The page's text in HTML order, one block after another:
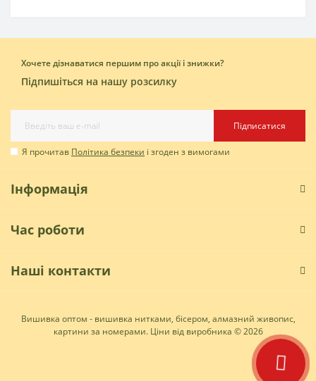
Хочете дізнаватися першим про акції і знижки?
Підпишіться на нашу розсилку
Підписатися
Я прочитав Політика безпеки і згоден з вимогами
Інформація
Час роботи
Наші контакти
Вишивка оптом - вишивка нитками, бісером, алмазний живопис,
картини за номерами. Ціни від виробника © 2026